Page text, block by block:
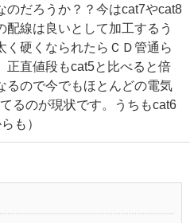
のだろうか？？今はcat7やcat8
配線は良いとして加工するう
く硬くなられたらＣＤ管通ら
正直値段もcat5と比べると倍
るので今でもほとんどの電気
るのが現状です。うちもcat6
も）